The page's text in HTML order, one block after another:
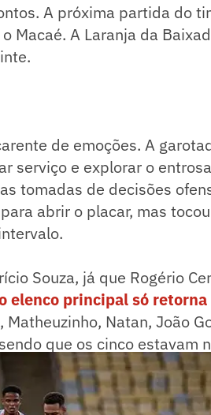
A próxima partida do
Macaé. A Laranja da
de emoções. A
serviço e explorar o
tomadas de decisões
abrir o placar, mas
Souza, já que Rogério
elenco principal só
Natan, João
que os cinco estavam
o dia do Octa.